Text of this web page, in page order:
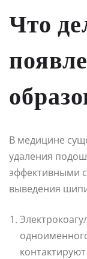
Что
В медицине
удаления
эффективными
выведения